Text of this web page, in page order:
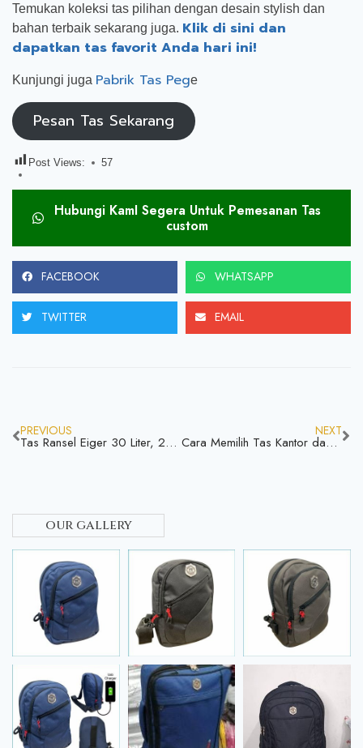
Temukan koleksi tas pilihan dengan desain stylish dan
bahan terbaik sekarang juga. Klik di sini dan
dapatkan tas favorit Anda hari ini!
Kunjungi juga Pabrik Tas Pege
Pesan Tas Sekarang
Post Views: 57
Hubungi KamI Segera Untuk Pemesanan Tas
custom
FACEBOOK WHATSAPP
TWITTER EMAIL
PREVIOUS
Tas Ransel Eiger 30 Liter, 25 Liter, Besar, dan Original
NEXT
Cara Memilih Tas Kantor dan Tas-Tas Lain
our gallery